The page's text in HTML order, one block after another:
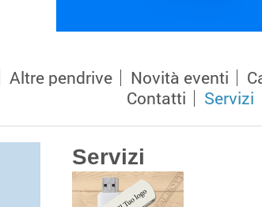
Altre pendrive Novità eventi
Contatti
Servizi
Servizi